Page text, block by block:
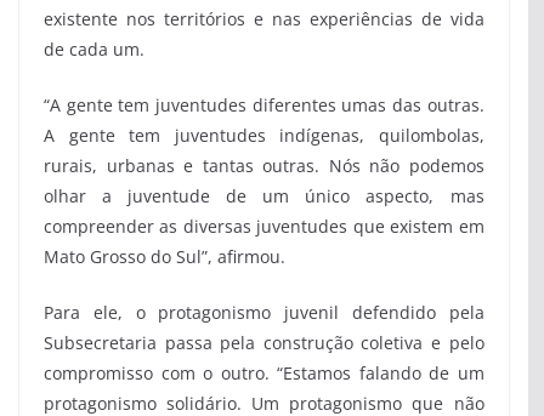
existente nos territórios e nas experiências de vida
de cada um.
“A gente tem juventudes diferentes umas das outras.
A gente tem juventudes indígenas, quilombolas,
rurais, urbanas e tantas outras. Nós não podemos
olhar a juventude de um único aspecto, mas
compreender as diversas juventudes que existem em
Mato Grosso do Sul”, afirmou.
Para ele, o protagonismo juvenil defendido pela
Subsecretaria passa pela construção coletiva e pelo
compromisso com o outro. “Estamos falando de um
protagonismo solidário. Um protagonismo que não